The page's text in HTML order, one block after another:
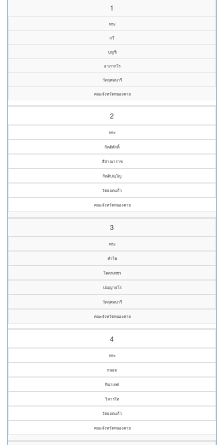
1
พระ
กวี
บุญชิ
อาภากโร
วัดกุศลนารี
คณะจังหวัดหนองคาย
2
พระ
กิตติศักดิ์
สีสาณาราช
กิตฺติปญฺโญ
วัดยอดแก้ว
คณะจังหวัดหนองคาย
3
พระ
คำไพ
โคตรเพชร
ปญฺญาธโร
วัดกุศลนารี
คณะจังหวัดหนองคาย
4
พระ
ถนอม
ทินาเทศ
วิสารโท
วัดยอดแก้ว
คณะจังหวัดหนองคาย